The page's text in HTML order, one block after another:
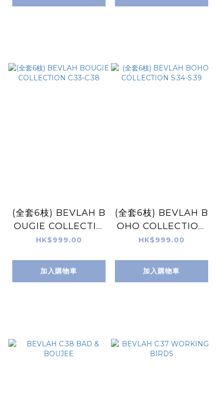
(全套6枝) BEVLAH B
OUGIE COLLECTIO
N C.33-C.38
HK$999.00
加入購物車
(全套6枝) BEVLAH B
OHO COLLECTION
S.34-S.39
HK$999.00
加入購物車